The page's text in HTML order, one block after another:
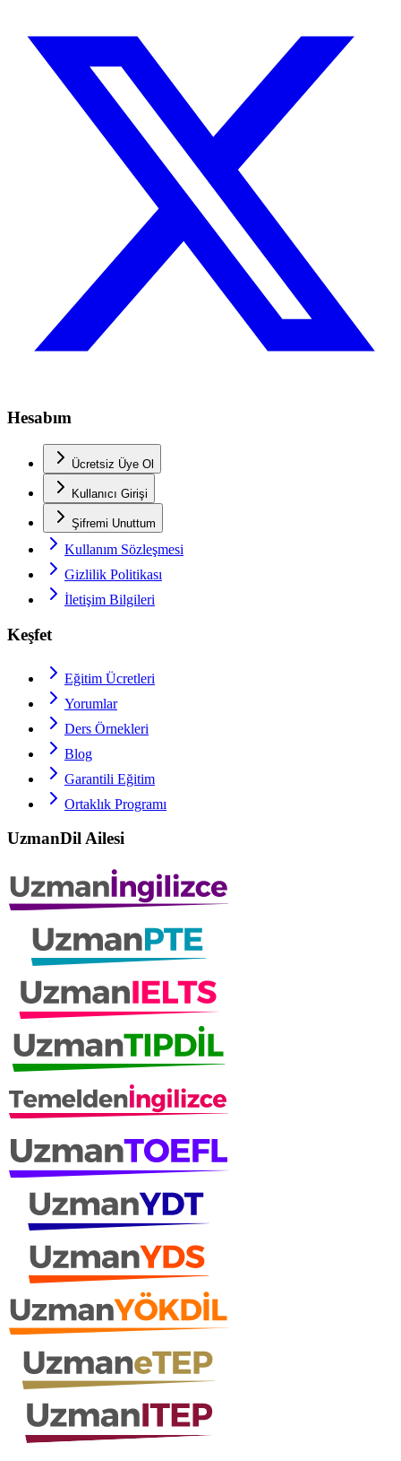
Hesabım
Ücretsiz Üye Ol
Kullanıcı Girişi
Şifremi Unuttum
Kullanım Sözleşmesi
Gizlilik Politikası
İletişim Bilgileri
Keşfet
Eğitim Ücretleri
Yorumlar
Ders Örnekleri
Blog
Garantili Eğitim
Ortaklık Programı
UzmanDil Ailesi